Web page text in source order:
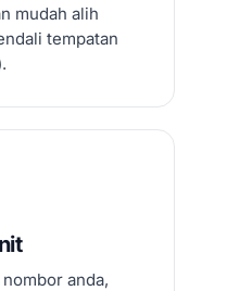
mudah alih
tempatan
anda,